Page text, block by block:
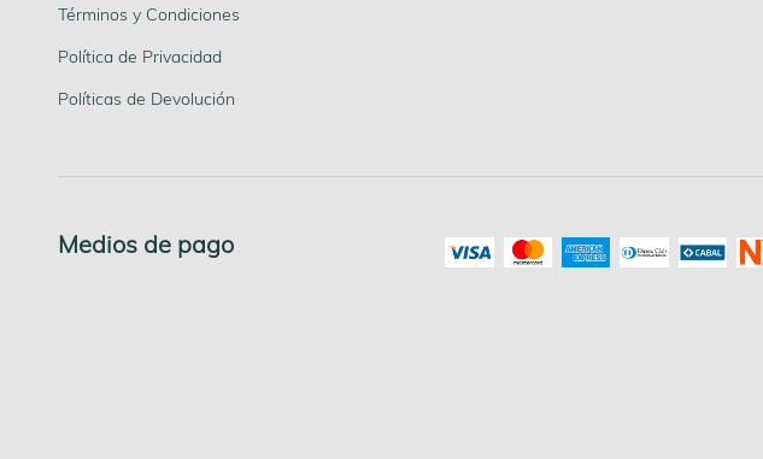
Términos y Condiciones
Política de Privacidad
Políticas de Devolución
Medios de pago